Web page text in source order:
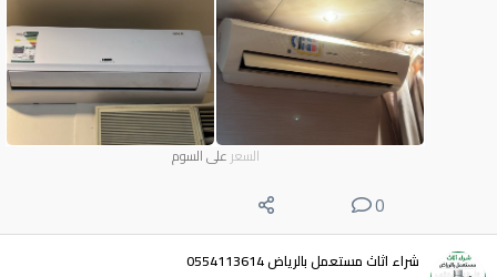
السعر على السوم
0
شراء اثاث مستعمل بالرياض 0554113614